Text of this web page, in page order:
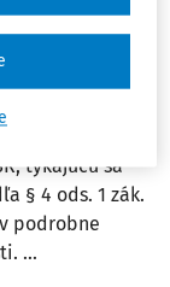
podľa
ďalej?
týkajúcu sa
§ 4 ods. 1 zák.
podrobne
...